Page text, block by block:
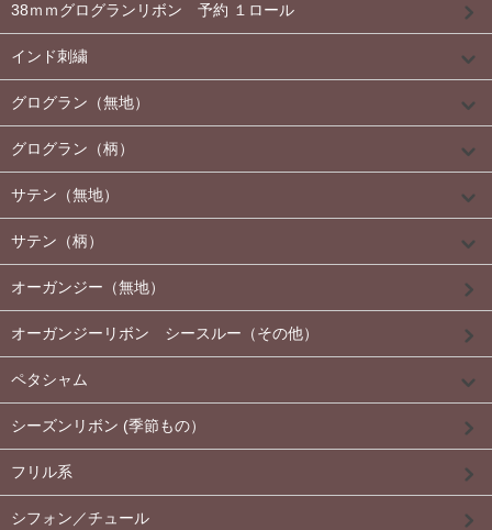
38ｍｍグログランリボン 予約 １ロール
インド刺繍
グログラン（無地）
グログラン（柄）
サテン（無地）
サテン（柄）
オーガンジー（無地）
オーガンジーリボン シースルー（その他）
ペタシャム
シーズンリボン (季節もの）
フリル系
シフォン／チュール